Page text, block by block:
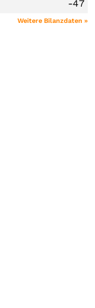
-47
Weitere Bilanzdaten »